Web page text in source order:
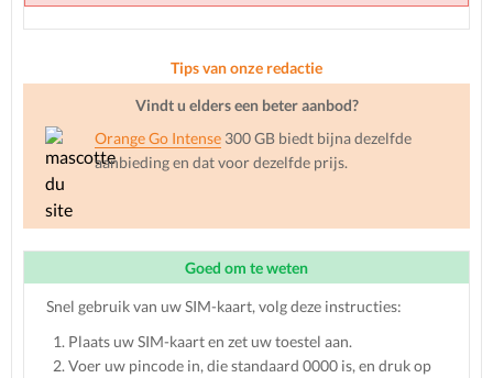
Tips van onze redactie
Vindt u elders een beter aanbod?
Orange Go Intense 300 GB biedt bijna dezelfde
aanbieding en dat voor dezelfde prijs.
Goed om te weten
Snel gebruik van uw SIM-kaart, volg deze instructies:
Plaats uw SIM-kaart en zet uw toestel aan.
Voer uw pincode in, die standaard 0000 is, en druk op